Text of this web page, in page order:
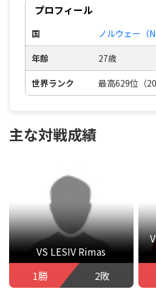
プロフィール
国 ノルウェー（
年齢 27歳
世界ランク 最高629位（
主な対戦成績
VS LESIV Rimas
1勝
2敗